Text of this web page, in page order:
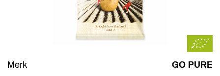
Merk
GO PURE